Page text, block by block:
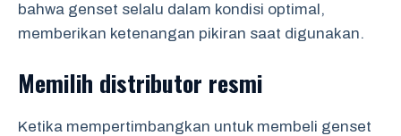
bahwa genset selalu dalam kondisi optimal,
memberikan ketenangan pikiran saat digunakan.
Memilih distributor resmi
Ketika mempertimbangkan untuk membeli genset